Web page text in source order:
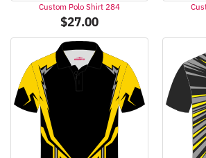
Custom Polo Shirt 284
$27.00